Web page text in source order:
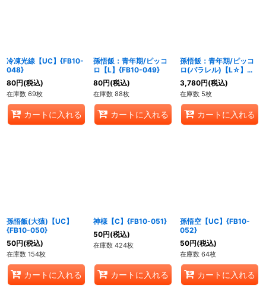
冷凍光線【UC】{FB10-
048}
80円(税込)
在庫数 69枚
カートに入れる
孫悟飯：青年期/ピッコ
ロ【L】{FB10-049}
80円(税込)
在庫数 88枚
カートに入れる
孫悟飯：青年期/ピッコ
ロ(パラレル)【L☆】
{FB10-049}
3,780円(税込)
在庫数 5枚
カートに入れる
孫悟飯(大猿)【UC】
{FB10-050}
50円(税込)
在庫数 154枚
カートに入れる
神様【C】{FB10-051}
50円(税込)
在庫数 424枚
カートに入れる
孫悟空【UC】{FB10-
052}
50円(税込)
在庫数 64枚
カートに入れる